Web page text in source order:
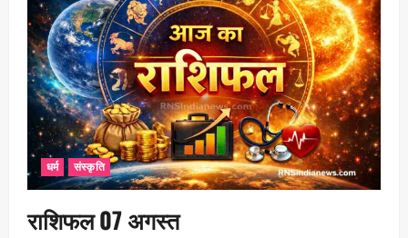
धर्म संस्कृति
राशिफल 07 अगस्त